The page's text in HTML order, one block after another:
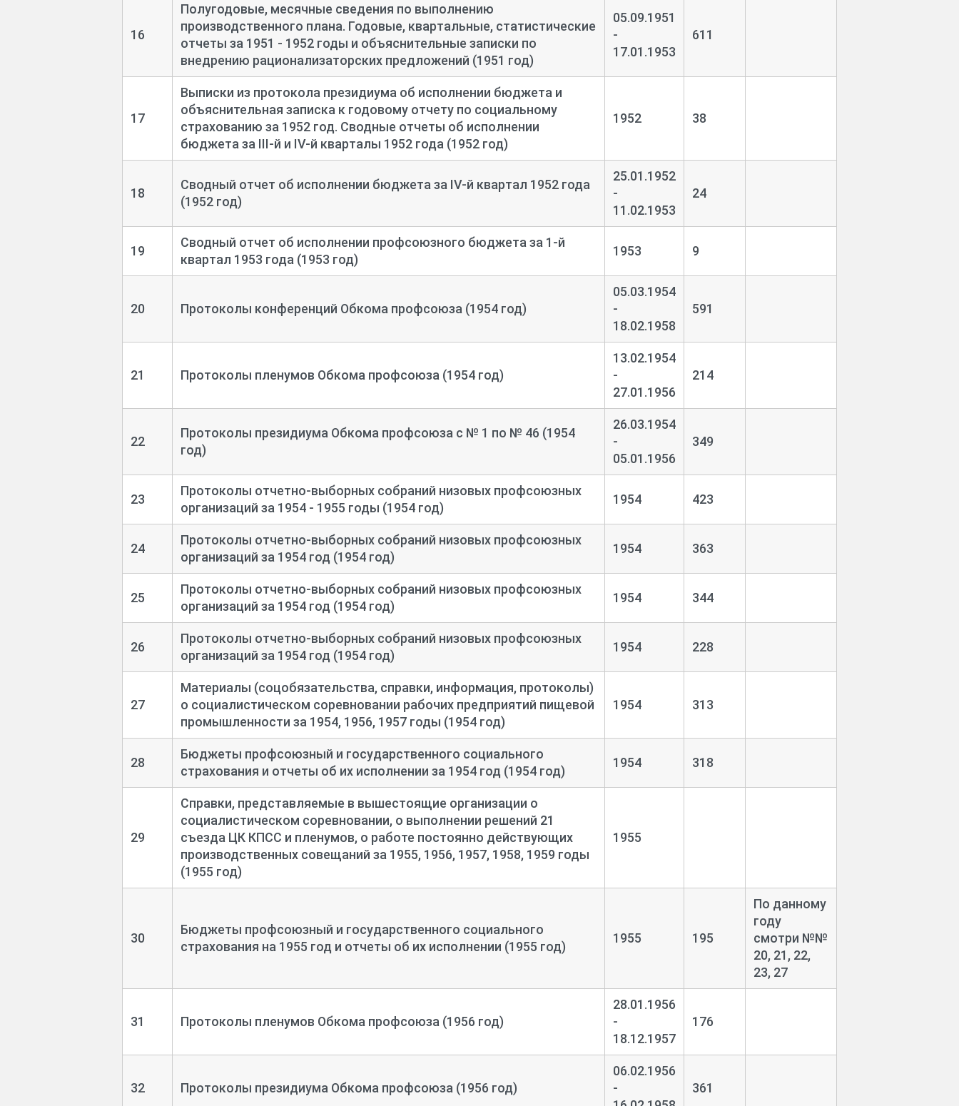
16
Полугодовые, месячные сведения по выполнению
производственного плана. Годовые, квартальные, статистические
отчеты за 1951 - 1952 годы и объяснительные записки по
внедрению рационализаторских предложений (1951 год)
05.09.1951
-
17.01.1953
611
17
Выписки из протокола президиума об исполнении бюджета и
объяснительная записка к годовому отчету по социальному
страхованию за 1952 год. Сводные отчеты об исполнении
бюджета за III-й и IV-й кварталы 1952 года (1952 год)
1952 38
18
Сводный отчет об исполнении бюджета за IV-й квартал 1952 года
(1952 год)
25.01.1952
-
11.02.1953
24
19
Сводный отчет об исполнении профсоюзного бюджета за 1-й
квартал 1953 года (1953 год)
1953 9
20 Протоколы конференций Обкома профсоюза (1954 год)
05.03.1954
-
18.02.1958
591
21 Протоколы пленумов Обкома профсоюза (1954 год)
13.02.1954
-
27.01.1956
214
22
Протоколы президиума Обкома профсоюза с № 1 по № 46 (1954
год)
26.03.1954
-
05.01.1956
349
23
Протоколы отчетно-выборных собраний низовых профсоюзных
организаций за 1954 - 1955 годы (1954 год)
1954 423
24
Протоколы отчетно-выборных собраний низовых профсоюзных
организаций за 1954 год (1954 год)
1954 363
25
Протоколы отчетно-выборных собраний низовых профсоюзных
организаций за 1954 год (1954 год)
1954 344
26
Протоколы отчетно-выборных собраний низовых профсоюзных
организаций за 1954 год (1954 год)
1954 228
27
Материалы (соцобязательства, справки, информация, протоколы)
о социалистическом соревновании рабочих предприятий пищевой
промышленности за 1954, 1956, 1957 годы (1954 год)
1954 313
28
Бюджеты профсоюзный и государственного социального
страхования и отчеты об их исполнении за 1954 год (1954 год)
1954 318
29
Справки, представляемые в вышестоящие организации о
социалистическом соревновании, о выполнении решений 21
съезда ЦК КПСС и пленумов, о работе постоянно действующих
производственных совещаний за 1955, 1956, 1957, 1958, 1959 годы
(1955 год)
1955
30
Бюджеты профсоюзный и государственного социального
страхования на 1955 год и отчеты об их исполнении (1955 год)
1955 195
По данному
году
смотри №№
20, 21, 22,
23, 27
31 Протоколы пленумов Обкома профсоюза (1956 год)
28.01.1956
-
18.12.1957
176
32 Протоколы президиума Обкома профсоюза (1956 год)
06.02.1956
-
361